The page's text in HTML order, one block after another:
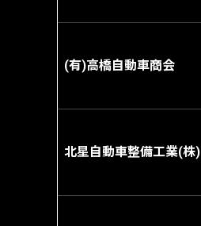
(有)高橋自動車商会
北星自動車整備工業(株)